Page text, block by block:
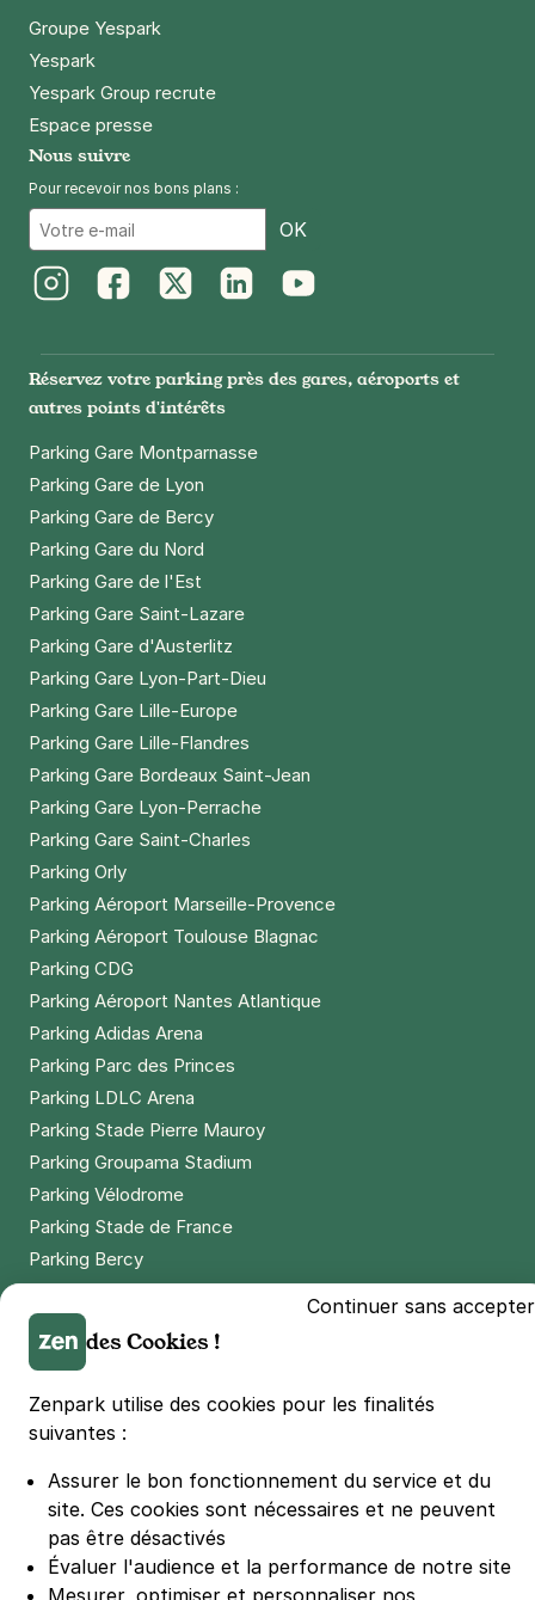
Groupe Yespark
Yespark
Yespark Group recrute
Espace presse
Nous suivre
Pour recevoir nos bons plans :
OK
Réservez votre parking près des gares, aéroports et
autres points d'intérêts
Parking Gare Montparnasse
Parking Gare de Lyon
Parking Gare de Bercy
Parking Gare du Nord
Parking Gare de l'Est
Parking Gare Saint-Lazare
Parking Gare d'Austerlitz
Parking Gare Lyon-Part-Dieu
Parking Gare Lille-Europe
Parking Gare Lille-Flandres
Parking Gare Bordeaux Saint-Jean
Parking Gare Lyon-Perrache
Parking Gare Saint-Charles
Parking Orly
Parking Aéroport Marseille-Provence
Parking Aéroport Toulouse Blagnac
Parking CDG
Parking Aéroport Nantes Atlantique
Parking Adidas Arena
Parking Parc des Princes
Parking LDLC Arena
Parking Stade Pierre Mauroy
Parking Groupama Stadium
Parking Vélodrome
Parking Stade de France
Parking Bercy
Parking La Défense Arena
Parking Les 4 temps
Parking Nation
Parking Lille Grand Palais
Parking Casino Barrière Lille
🌍 Passer de 130 à 110 km/h sur autoroute réduit votre
consommation de 20%
Continuer sans accepter
des Cookies !
Zenpark utilise des cookies pour les finalités
suivantes :
Assurer le bon fonctionnement du service et du
site. Ces cookies sont nécessaires et ne peuvent
pas être désactivés
Évaluer l'audience et la performance de notre site
Mesurer, optimiser et personnaliser nos